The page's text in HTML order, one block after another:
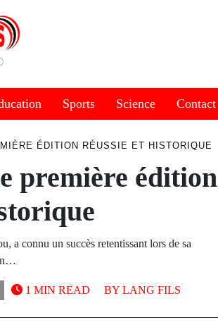
Sports Science Contact
ÉDITION RÉUSSIE ET HISTORIQUE
première édition
a connu un succès retentissant lors de sa
BY LANG FILS
1 MIN READ